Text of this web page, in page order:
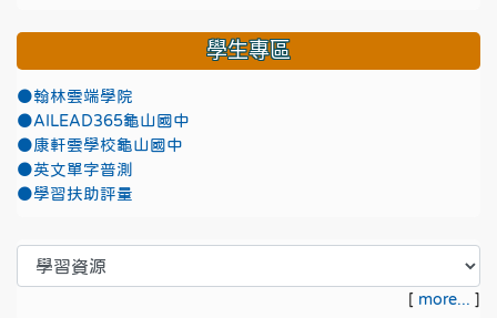
學生專區
●翰林雲端學院
●AILEAD365龜山國中
●康軒雲學校龜山國中
●英文單字普測
●學習扶助評量
[ more... ]